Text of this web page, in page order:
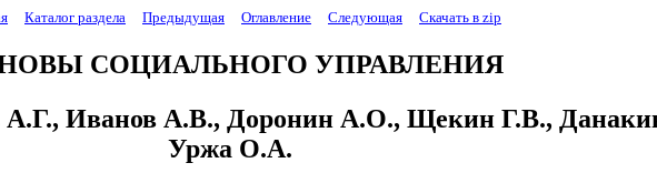
Каталог раздела Предыдущая Оглавление Следующая Скачать в zip
СОЦИАЛЬНОГО УПРАВЛЕНИЯ
Иванов А.В., Доронин А.О., Щекин Г.В.,
Уржа О.А.